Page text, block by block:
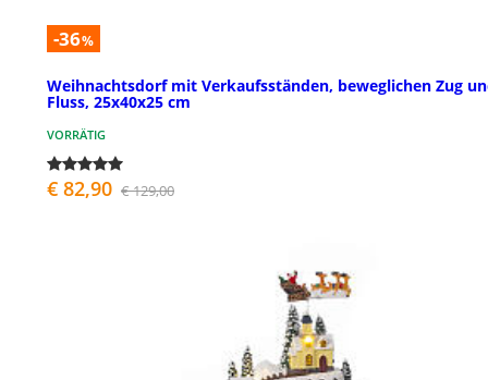
-36%
Weihnachtsdorf mit Verkaufsständen, beweglichen Zug
Fluss, 25x40x25 cm
VORRÄTIG
€ 82,90 € 129,00